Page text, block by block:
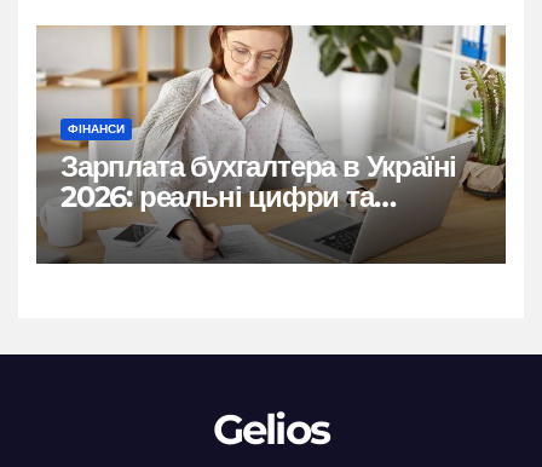
ФІНАНСИ
Зарплата бухгалтера в Україні
2026: реальні цифри та
нюанси
Gelios